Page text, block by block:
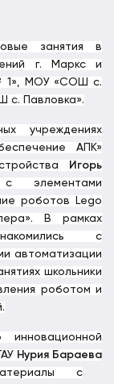
занятия в
г. Маркс и
1», МОУ «СОШ с.
с. Павловка».
учреждениях
АПК»
Игорь
элементами
роботов Lego
В рамках
с
автоматизации
школьники
роботом и
Нурия Бараева
с